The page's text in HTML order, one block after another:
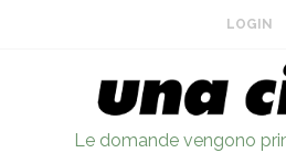
LOGIN
Le domande vengono